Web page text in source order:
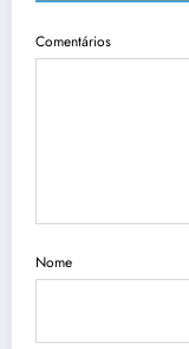
Comentários
Nome